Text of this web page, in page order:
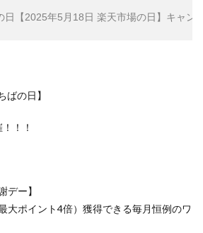
日【2025年5月18日 楽天市場の日】キャン
の日】
！！
デー】
大ポイント4倍）獲得できる毎月恒例のワ